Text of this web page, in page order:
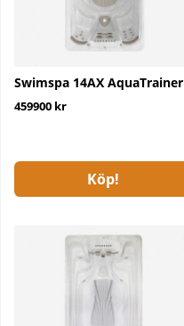
Swimspa 14AX AquaTrainer
459900 kr
Köp!